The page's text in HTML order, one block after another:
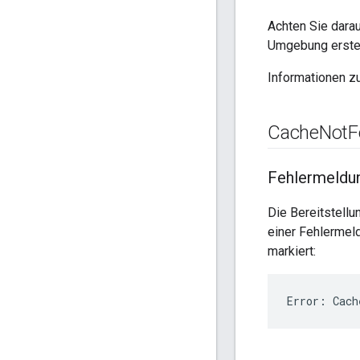
Achten Sie
Umgebung
Informationen
CacheNot
Die
einer
markiert:
Error: